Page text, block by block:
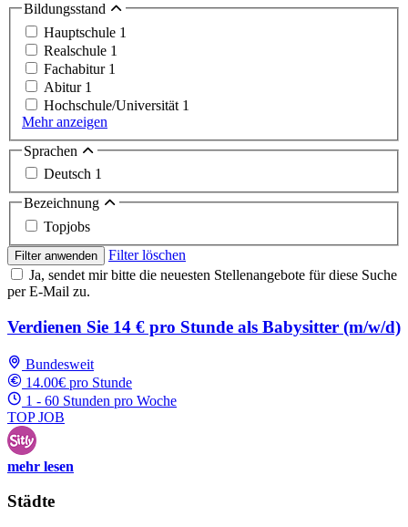
Bildungsstand
Hauptschule 1
Realschule 1
Fachabitur 1
Abitur 1
Hochschule/Universität 1
Mehr anzeigen
Sprachen
Deutsch 1
Bezeichnung
Topjobs
Filter anwenden
Filter löschen
Ja, sendet mir bitte die neuesten Stellenangebote für diese Suche
per E-Mail zu.
Verdienen Sie 14 € pro Stunde als Babysitter (m/w/d)
Bundesweit
14.00€ pro Stunde
1 - 60 Stunden pro Woche
TOP JOB
mehr lesen
Städte